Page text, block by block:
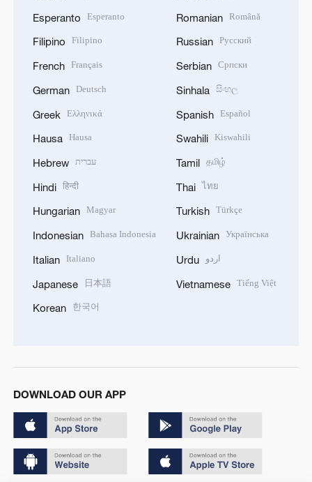
Esperanto Esperanto
Filipino Filipino
French Français
German Deutsch
Greek Ελληνικά
Hausa Hausa
Hebrew עברית
Hindi हिन्दी
Hungarian Magyar
Indonesian Bahasa Indonesia
Italian Italiano
Japanese 日本語
Korean 한국어
Romanian Română
Russian Русский
Serbian Српски
Sinhala සිංහල
Spanish Español
Swahili Kiswahili
Tamil தமிழ்
Thai ไทย
Turkish Türkçe
Ukrainian Українська
Urdu اردو
Vietnamese Tiếng Việt
DOWNLOAD OUR APP